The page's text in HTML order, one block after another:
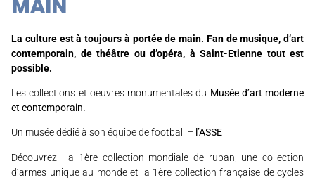
MAIN
La culture est à toujours à portée de main. Fan de musique, d’art
contemporain, de théâtre ou d’opéra, à Saint-Etienne tout est
possible.
Les collections et oeuvres monumentales du Musée d’art moderne
et contemporain.
Un musée dédié à son équipe de football – l’ASSE
Découvrez la 1ère collection mondiale de ruban, une collection
d’armes unique au monde et la 1ère collection française de cycles